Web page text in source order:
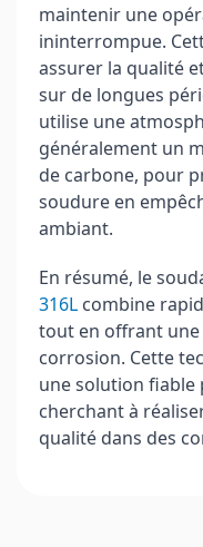
maintenir une
ininterrompue.
assurer la qualité
sur de longues
utilise une
généralement un
de carbone, pour
soudure en
ambiant.
En résumé, le
316L combine
tout en offrant une
corrosion. Cette
une solution fiable
cherchant à
qualité dans des